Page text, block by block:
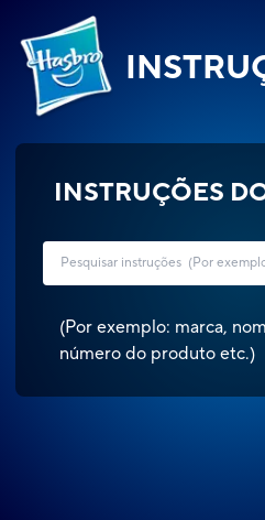
INSTRUÇÕES
(Por exemplo: marca,
número do produto etc.)